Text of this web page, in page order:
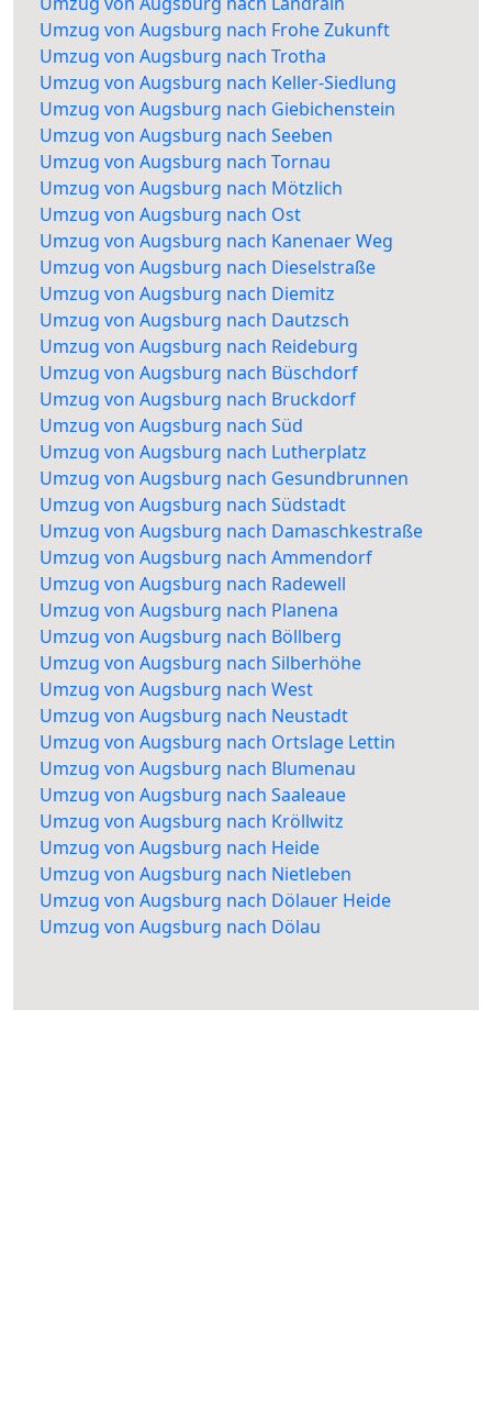
Umzug von Augsburg nach Frohe Zukunft
Umzug von Augsburg nach Trotha
Umzug von Augsburg nach Keller-Siedlung
Umzug von Augsburg nach Giebichenstein
Umzug von Augsburg nach Seeben
Umzug von Augsburg nach Tornau
Umzug von Augsburg nach Mötzlich
Umzug von Augsburg nach Ost
Umzug von Augsburg nach Kanenaer Weg
Umzug von Augsburg nach Dieselstraße
Umzug von Augsburg nach Diemitz
Umzug von Augsburg nach Dautzsch
Umzug von Augsburg nach Reideburg
Umzug von Augsburg nach Büschdorf
Umzug von Augsburg nach Bruckdorf
Umzug von Augsburg nach Süd
Umzug von Augsburg nach Lutherplatz
Umzug von Augsburg nach Gesundbrunnen
Umzug von Augsburg nach Südstadt
Umzug von Augsburg nach Damaschkestraße
Umzug von Augsburg nach Ammendorf
Umzug von Augsburg nach Radewell
Umzug von Augsburg nach Planena
Umzug von Augsburg nach Böllberg
Umzug von Augsburg nach Silberhöhe
Umzug von Augsburg nach West
Umzug von Augsburg nach Neustadt
Umzug von Augsburg nach Ortslage Lettin
Umzug von Augsburg nach Blumenau
Umzug von Augsburg nach Saaleaue
Umzug von Augsburg nach Kröllwitz
Umzug von Augsburg nach Heide
Umzug von Augsburg nach Nietleben
Umzug von Augsburg nach Dölauer Heide
Umzug von Augsburg nach Dölau